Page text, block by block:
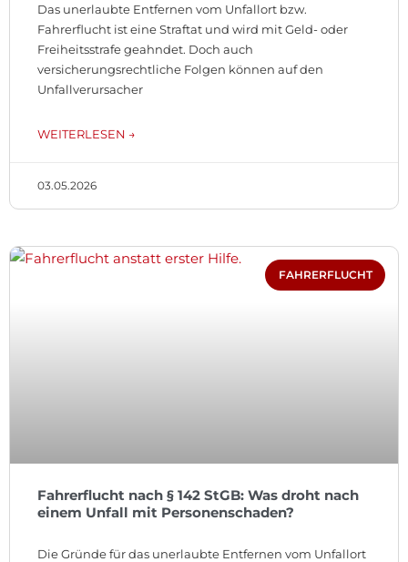
Das unerlaubte Entfernen vom Unfallort bzw.
Fahrerflucht ist eine Straftat und wird mit Geld- oder
Freiheitsstrafe geahndet. Doch auch
versicherungsrechtliche Folgen können auf den
Unfallverursacher
WEITERLESEN →
03.05.2026
FAHRERFLUCHT
Fahrerflucht nach § 142 StGB: Was droht nach
einem Unfall mit Personenschaden?
Die Gründe für das unerlaubte Entfernen vom Unfallort